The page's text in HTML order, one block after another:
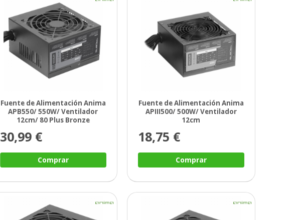
Fuente de Alimentación Anima
APB550/ 550W/ Ventilador
12cm/ 80 Plus Bronze
30,99 €
Comprar
Fuente de Alimentación Anima
APIII500/ 500W/ Ventilador
12cm
18,75 €
Comprar